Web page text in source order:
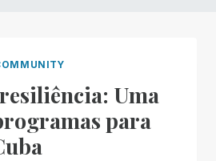
Uma
para